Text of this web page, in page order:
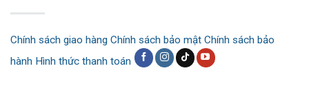
Chính sách giao hàng Chính sách bảo mật Chính sách bảo
hành Hình thức thanh toán